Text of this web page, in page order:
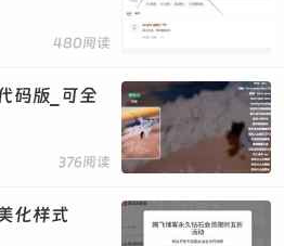
a{width:calc((100% -
and (min-width:1000px)
- 20px)/ 4)}}
480阅读
码版_可全
376阅读
化样式